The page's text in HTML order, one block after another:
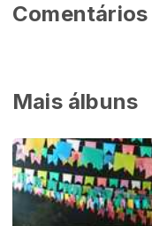
Mais álbuns
Comentários